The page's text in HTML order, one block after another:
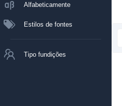
Alfabeticamente
Estilos de fontes
Tipo fundições